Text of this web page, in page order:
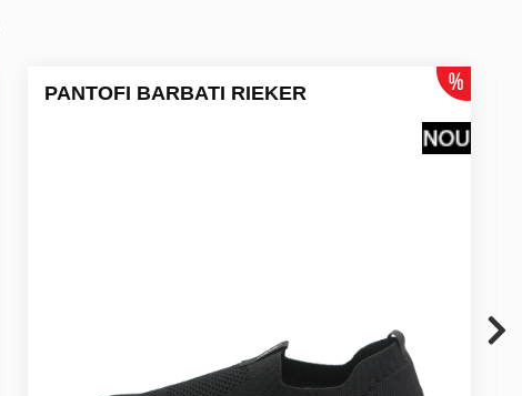
PANTOFI BARBATI RIEKER